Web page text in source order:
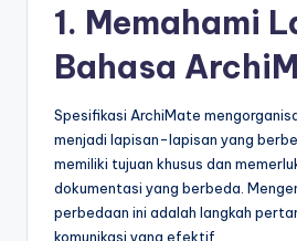
w1. Memahami
Bahasa
Spesifikasi ArchiMate
menjadi lapisan-lapisan yang
memiliki tujuan khusus dan
dokumentasi yang berbeda.
perbedaan ini adalah langkah
komunikasi yang efektif.